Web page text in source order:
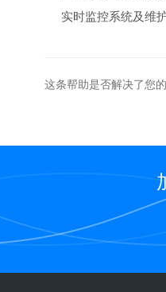
实时监控系统及维
这条帮助是否解决了您